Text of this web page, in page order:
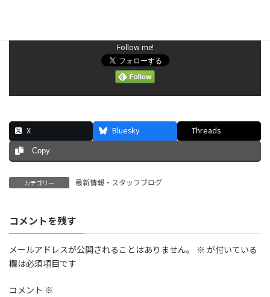
Follow me!
X Bluesky Threads
Copy
カテゴリー 最新情報・スタッフブログ
コメントを残す
メールアドレスが公開されることはありません。 ※ が付いている
欄は必須項目です
コメント ※